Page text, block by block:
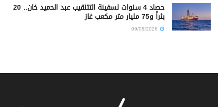
حصاد 4 سنوات لسفينة التتنقيب عبد الحميد خان.. 20
بئراً و75 مليار متر مكعب غاز